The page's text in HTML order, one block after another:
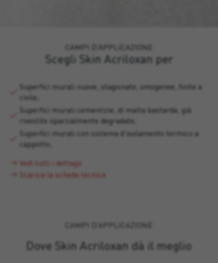
CAMPI D’APPLICAZIONE
Scegli Skin Acriloxan per
Superfici murali nuove, stagionate, omogenee, finite a
civile;
Superfici murali cementizie, di malta bastarda, già
rivestite oparzialmente degradate;
Superfici murali con sistema d’isolamento termico a
cappotto;
Vedi tutti i dettagli
Scarica la scheda tecnica
CAMPI D’APPLICAZIONE
Dove Skin Acriloxan dà il meglio